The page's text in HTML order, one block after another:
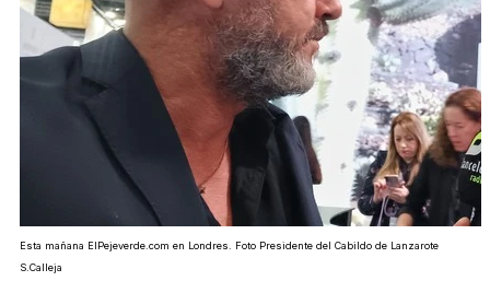
Esta mañana ElPejeverde.com en Londres. Foto Presidente del Cabildo de Lanzarote
S.Calleja